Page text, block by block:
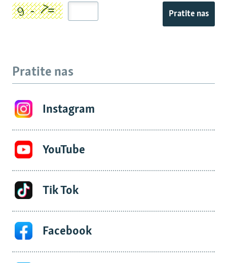
Pratite nas
Pratite nas
Instagram
YouTube
Tik Tok
Facebook